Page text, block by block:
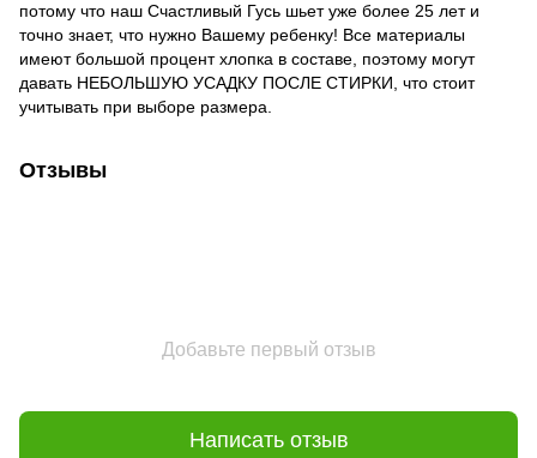
потому что наш Счастливый Гусь шьет уже более 25 лет и
точно знает, что нужно Вашему ребенку! Все материалы
имеют большой процент хлопка в составе, поэтому могут
давать НЕБОЛЬШУЮ УСАДКУ ПОСЛЕ СТИРКИ, что стоит
учитывать при выборе размера.
Отзывы
Добавьте первый отзыв
Написать отзыв